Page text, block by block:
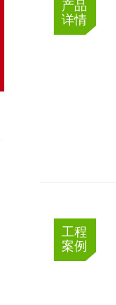
产品
详情
工程
案例